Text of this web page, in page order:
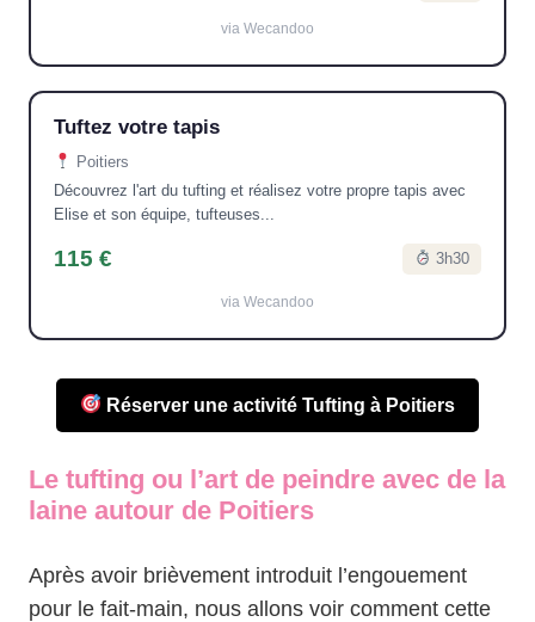
via Wecandoo
Tuftez votre tapis
Poitiers
Découvrez l'art du tufting et réalisez votre propre tapis avec
Elise et son équipe, tufteuses...
115 € 3h30
via Wecandoo
Réserver une activité Tufting à Poitiers
Le tufting ou l’art de peindre avec de la
laine autour de Poitiers
Après avoir brièvement introduit l’engouement
pour le fait-main, nous allons voir comment cette